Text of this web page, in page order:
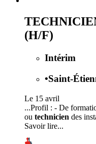
(H/F)
Intérim
•Saint-
Le 15 avril
...Profil : - De
ou technicien des
Savoir lire...